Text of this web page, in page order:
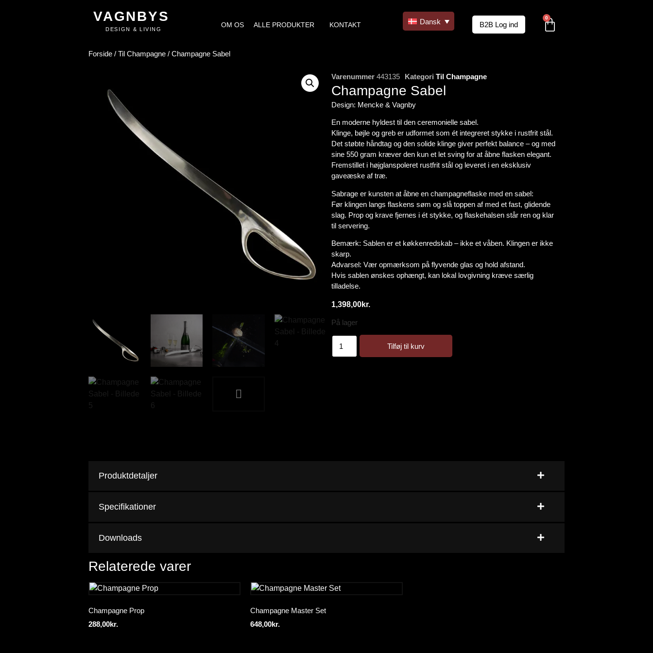
VAGNBYS
DESIGN & LIVING
OM OS ALLE PRODUKTER KONTAKT Dansk B2B Log ind
0
Forside / Til Champagne / Champagne Sabel
Varenummer 443135 Kategori Til Champagne
Champagne Sabel
Design: Mencke & Vagnby
En moderne hyldest til den ceremonielle sabel.
Klinge, bøjle og greb er udformet som ét integreret stykke i rustfrit stål.
Det støbte håndtag og den solide klinge giver perfekt balance – og med
sine 550 gram kræver den kun et let sving for at åbne flasken elegant.
Fremstillet i højglanspoleret rustfrit stål og leveret i en eksklusiv
gaveæske af træ.
Sabrage er kunsten at åbne en champagneflaske med en sabel:
Før klingen langs flaskens søm og slå toppen af med et fast, glidende
slag. Prop og krave fjernes i ét stykke, og flaskehalsen står ren og klar
til servering.
Bemærk: Sablen er et køkkenredskab – ikke et våben. Klingen er ikke
skarp.
Advarsel: Vær opmærksom på flyvende glas og hold afstand.
Hvis sablen ønskes ophængt, kan lokal lovgivning kræve særlig
tilladelse.
1,398,00kr.
På lager
Tilføj til kurv
Produktdetaljer
Specifikationer
Downloads
Relaterede varer
Champagne Prop
288,00kr.
Champagne Master Set
648,00kr.